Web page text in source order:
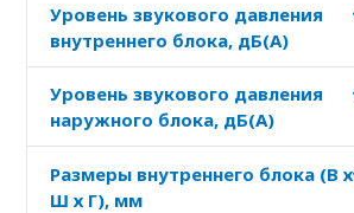
Уровень звукового давления
внутреннего блока, дБ(А)
Уровень звукового давления
наружного блока, дБ(А)
Размеры внутреннего блока (В х
Ш х Г), мм